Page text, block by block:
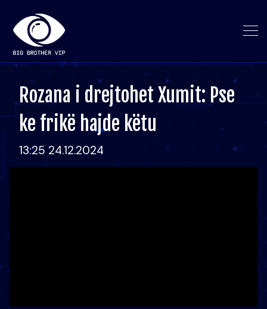
Rozana i drejtohet Xumit: Pse
ke frikë hajde këtu
13:25 24.12.2024